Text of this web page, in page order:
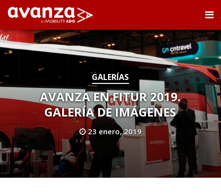
GALERÍAS
AVANZA EN FITUR 2019.
GALERÍA DE IMÁGENES
23 enero, 2019